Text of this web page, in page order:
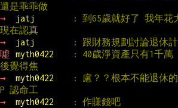
還是乖乖做
→
jatj
: 到65歲就好了 我年花
現在認真
→
jatj
: 跟財務規劃討論退休
噓
myth0422
: 40歲淨資產只有1千
後覺得焦
→
myth0422
: 慮？？根本不能退休
P 認命工
→
myth0422
: 作賺錢吧